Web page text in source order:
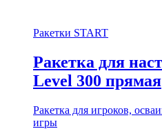
Ракетки START
Ракетка для
Level 300 прямая
Ракетка для игроков,
игры